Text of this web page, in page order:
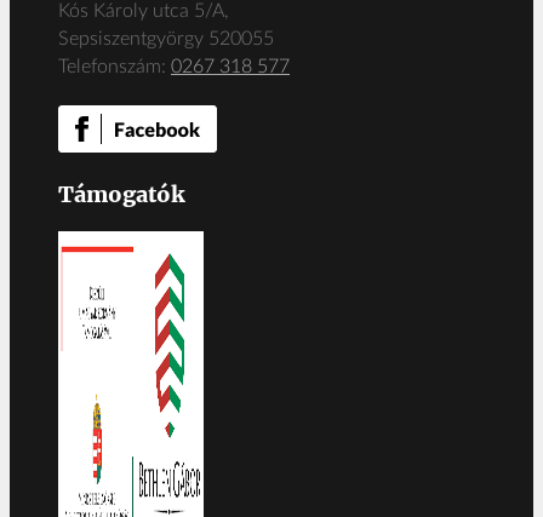
Kós Károly utca 5/A,
Sepsiszentgyörgy 520055
Telefonszám: 0267 318 577
Támogatók